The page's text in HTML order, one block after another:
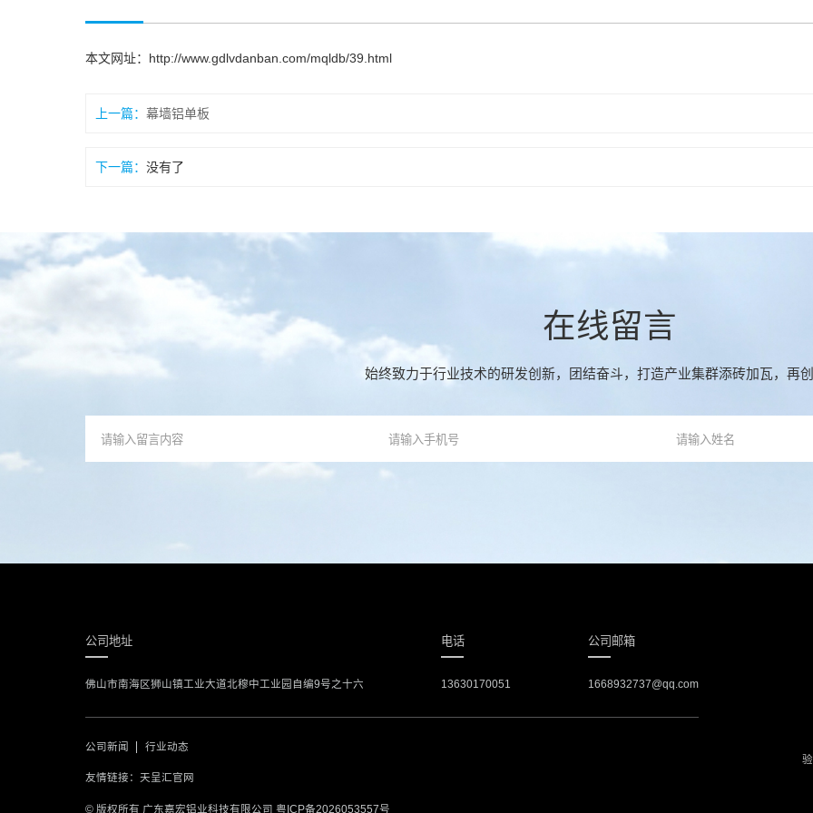
本文网址： http://www.gdlvdanban.com/mqldb/39.html
上一篇：幕墙铝单板
下一篇：没有了
在线留言
始终致力于行业技术的研发创新，团结奋斗，打造产业集群添砖加瓦，再
公司地址
佛山市南海区狮山镇工业大道北穆中工业园自编9号之十六
电话
13630170051
公司邮箱
1668932737@qq.com
公司新闻 行业动态
友情链接：天呈汇官网
© 版权所有 广东嘉宏铝业科技有限公司粤ICP备2026053557号